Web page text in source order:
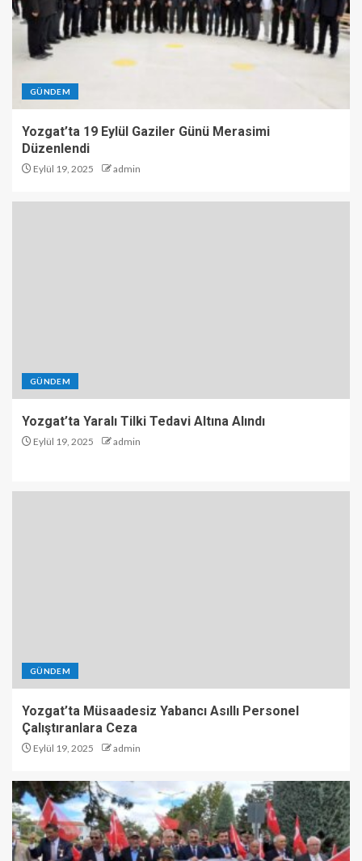
GÜNDEM
Yozgat’ta 19 Eylül Gaziler Günü Merasimi
Düzenlendi
Eylül 19, 2025 admin
GÜNDEM
Yozgat’ta Yaralı Tilki Tedavi Altına Alındı
Eylül 19, 2025 admin
GÜNDEM
Yozgat’ta Müsaadesiz Yabancı Asıllı Personel
Çalıştıranlara Ceza
Eylül 19, 2025 admin